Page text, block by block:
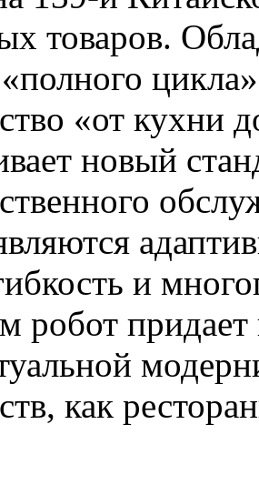
товаров.
«от кухни
новый
и
робот
как